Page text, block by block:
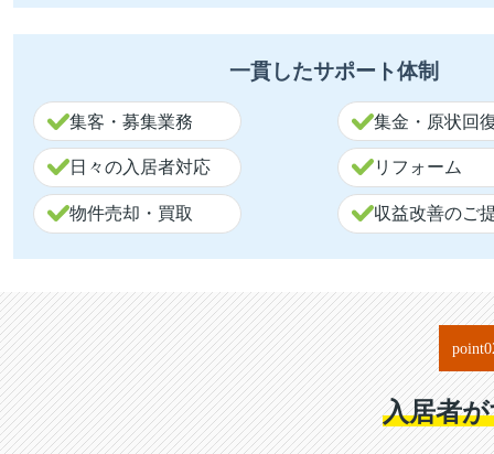
一貫したサポート体制
集客・募集業務 集金・原状回
日々の入居者対応 リフォーム
物件売却・買取 収益改善のご
point
入居者